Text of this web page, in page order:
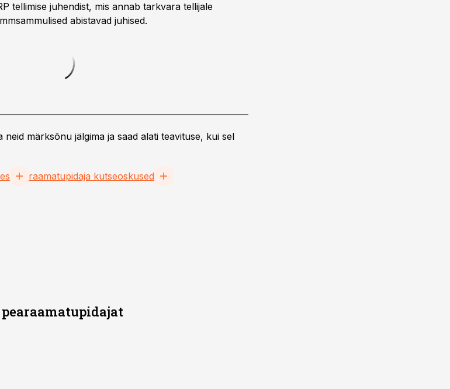
tellimise juhendist, mis annab tarkvara tellijale
abistavad juhised.
neid märksõnu jälgima ja saad alati teavituse, kui sel
raamatupidaja kutseoskused